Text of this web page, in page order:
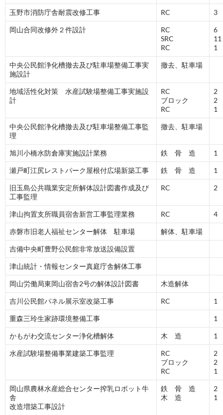
玉野市消防庁舎耐震改修工事 RC 3
岡山合同改修外２件設計
RC
SRC
RC
6
11
1
中央公民館浄化槽撤去及び駐車場整備工事実
施設計
撤去、駐車場
地域活性化対策 水産試験場整備工事実施設
計
RC
ブロック
RC
2
2
1
中央公民館浄化槽撤去及び駐車場整備工事監
理
撤去、駐車場
旭川小橋水防倉庫実施設計業務 鉄 骨 造 1
瀬戸町江尻レストパーク屋根付広場新築工事 鉄 骨 造 1
旧玉島公共職業安定所解体設計図書作成及び
工事監理
RC 2
津山拘置支所職員宿舎新営工事監理業務 RC 4
赤磐市旧老人福祉センター解体 駐車場 解体、駐車場
吉備中央町豊野公民館非常放送設備設置
津山統計・情報センター真庭庁舎解体工事
岡山労働局東岡山宿舎2号の解体設計図書 木造解体
吉川公民館パネル展示室改築工事 RC 1
重森三玲生家跡環境整備工事 1
かもがわ交流センター浄化槽解体 木 造 1
水産試験場整備事業建築工事監理
RC
ブロック
RC
2
2
1
岡山県農林水産総合センター搾乳ロボット牛
舎
改造増築工事設計
鉄 骨 造
木 造
2
1